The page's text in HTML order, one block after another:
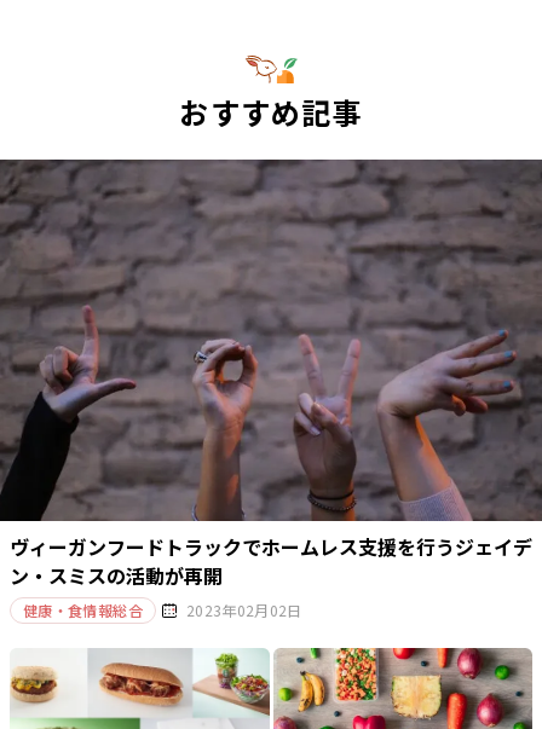
おすすめ記事
ヴィーガンフードトラックでホームレス支援を行うジェイデ
ン・スミスの活動が再開
健康・食情報総合 2023年02月02日